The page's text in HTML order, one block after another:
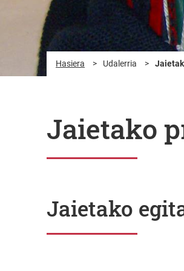
Jaietako
Hasiera > Udalerria >
Jaietako